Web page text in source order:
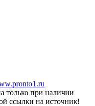
только при наличии
ссылки на источник!